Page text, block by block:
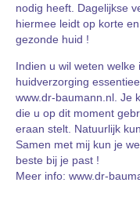
nodig heeft. Dagelijkse
hiermee leidt op korte
gezonde huid !
Indien u wil weten
huidverzorging
www.dr-baumann.nl. Je
die u op dit moment
eraan stelt. Natuurlijk
Samen met mij kun je
beste bij je past !
Meer info: www.dr-